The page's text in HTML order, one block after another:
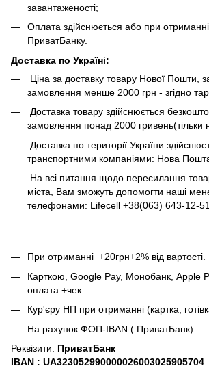
завантаженості;
Оплата здійснюється або при
ПриватБанку.
Доставка по Україні:
Ціна за доставку товару Нової Пошти,
замовлення менше 2000 грн - згідно
Доставка товару здійснюється
замовлення понад 2000 гривень(тільки
Доставка по території України
транспортними компаніями: Нова
На всі питання щодо пересилання
міста, Вам зможуть допомогти наші
телефонами: Lifecell +38(063) 643-12-51
При отриманні +20грн+2% від вартості.
Карткою, Google Pay, Монобанк, Apple
оплата +чек.
Кур'єру НП при отриманні (картка,
На рахунок ФОП-IBAN ( ПриватБанк)
Реквізити: ПриватБанк
IBAN : UA323052990000026003025905704